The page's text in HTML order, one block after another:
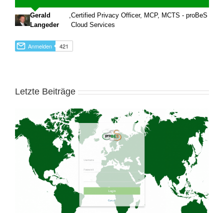
Gerald
Langeder
,Certified Privacy Officer, MCP, MCTS - proBeS
Cloud Services
Letzte Beiträge